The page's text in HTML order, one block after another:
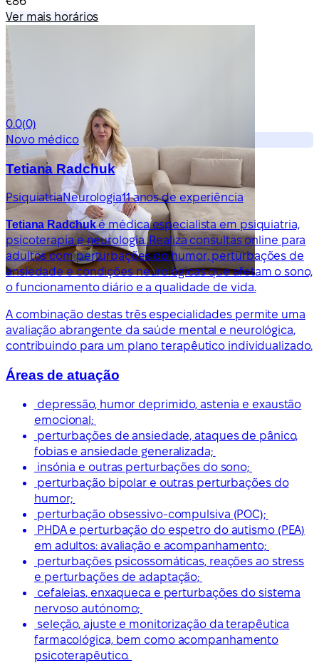
Ver mais horários
0.0(0)
Novo médico
Tetiana Radchuk
PsiquiatriaNeurologia11 anos de experiência
Tetiana Radchuké médica especialista em psiquiatria,
psicoterapia e neurologia. Realiza consultas online para
adultos com perturbações do humor, perturbações de
ansiedade e condições neurológicas que afetam o sono,
o funcionamento diário e a qualidade de vida.
A combinação destas três especialidades permite uma
avaliação abrangente da saúde mental e neurológica,
contribuindo para um plano terapêutico individualizado.
Áreas de atuação
depressão, humor deprimido, astenia e exaustão
emocional;
perturbações de ansiedade, ataques de pânico,
fobias e ansiedade generalizada;
insónia e outras perturbações do sono;
perturbação bipolar e outras perturbações do
humor;
perturbação obsessivo-compulsiva (POC);
PHDA e perturbação do espetro do autismo (PEA)
em adultos: avaliação e acompanhamento;
perturbações psicossomáticas, reações ao stress
e perturbações de adaptação;
cefaleias, enxaqueca e perturbações do sistema
nervoso autónomo;
seleção, ajuste e monitorização da terapêutica
farmacológica, bem como acompanhamento
psicoterapêutico.